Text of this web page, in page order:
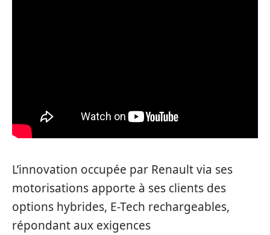
L’innovation occupée par Renault via ses
motorisations apporte à ses clients des
options hybrides, E-Tech rechargeables,
répondant aux exigences